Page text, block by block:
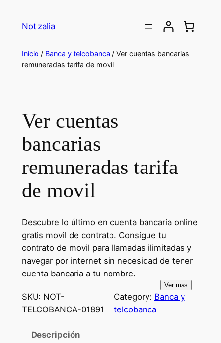
Notizalia
Inicio / Banca y telcobanca / Ver cuentas bancarias
remuneradas tarifa de movil
Ver cuentas
bancarias
remuneradas tarifa
de movil
Descubre lo último en cuenta bancaria online
gratis movil de contrato. Consigue tu
contrato de movil para llamadas ilimitadas y
navegar por internet sin necesidad de tener
cuenta bancaria a tu nombre.
Ver mas
SKU: NOT-
TELCOBANCA-01891
Category: Banca y
telcobanca
Descripción